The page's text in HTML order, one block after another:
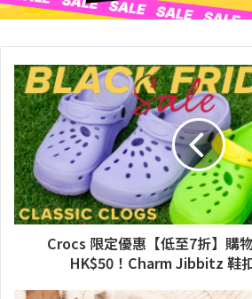
Crocs 限定優惠【低至7折】購
HK$50！Charm Jibbitz 鞋